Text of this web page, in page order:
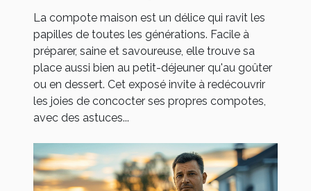
La compote maison est un délice qui ravit les
papilles de toutes les générations. Facile à
préparer, saine et savoureuse, elle trouve sa
place aussi bien au petit-déjeuner qu'au goûter
ou en dessert. Cet exposé invite à redécouvrir
les joies de concocter ses propres compotes,
avec des astuces...